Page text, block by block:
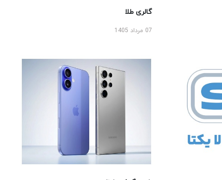
گالری طلا
07 مرداد 1405